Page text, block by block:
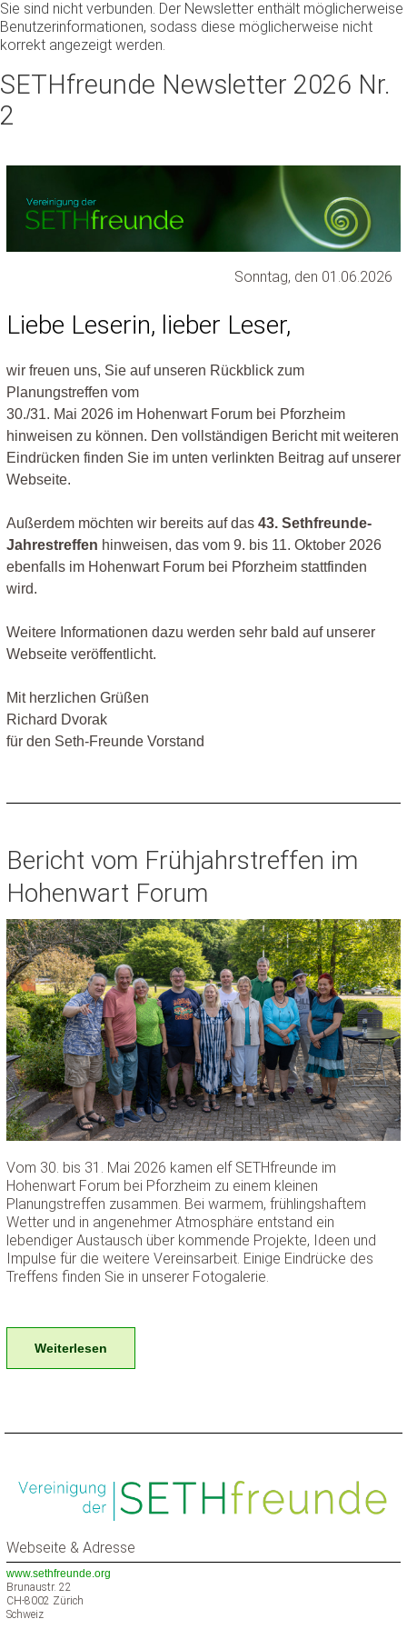
Sie sind nicht verbunden. Der Newsletter enthält möglicherweise
Benutzerinformationen, sodass diese möglicherweise nicht
korrekt angezeigt werden.
SETHfreunde Newsletter 2026 Nr.
2